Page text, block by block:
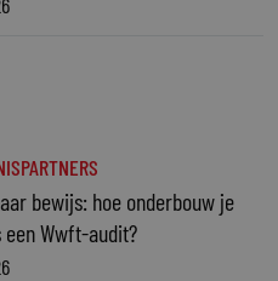
bewijs: hoe onderbouw je
Wwft-audit?